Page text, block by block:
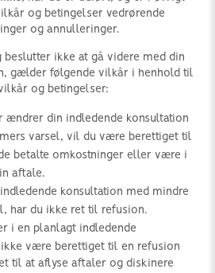
og betingelser vedrørende
og annulleringer.
beslutter ikke at gå videre med din
gælder følgende vilkår i henhold til
og betingelser:
ændrer din indledende konsultation
varsel, vil du være berettiget til
betalte omkostninger eller være i
aftale.
konsultation med mindre
har du ikke ret til refusion.
i en planlagt indledende
være berettiget til en refusion
til at aflyse aftaler og diskinere